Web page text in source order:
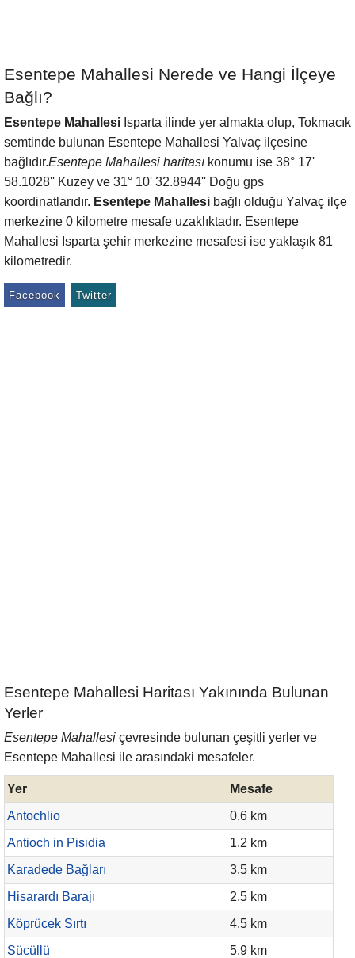
Esentepe Mahallesi Nerede ve Hangi İlçeye
Bağlı?
Esentepe Mahallesi Isparta ilinde yer almakta olup, Tokmacık
semtinde bulunan Esentepe Mahallesi Yalvaç ilçesine
bağlıdır.Esentepe Mahallesi haritası konumu ise 38° 17'
58.1028'' Kuzey ve 31° 10' 32.8944'' Doğu gps
koordinatlarıdır. Esentepe Mahallesi bağlı olduğu Yalvaç ilçe
merkezine 0 kilometre mesafe uzaklıktadır. Esentepe
Mahallesi Isparta şehir merkezine mesafesi ise yaklaşık 81
kilometredir.
Facebook Twitter
Esentepe Mahallesi Haritası Yakınında Bulunan
Yerler
Esentepe Mahallesi çevresinde bulunan çeşitli yerler ve
Esentepe Mahallesi ile arasındaki mesafeler.
Yer
Mesafe
Antochlio
0.6 km
Antioch in Pisidia
1.2 km
Karadede Bağları
3.5 km
Hisarardı Barajı
2.5 km
Köprücek Sırtı
4.5 km
Sücüllü
5.9 km